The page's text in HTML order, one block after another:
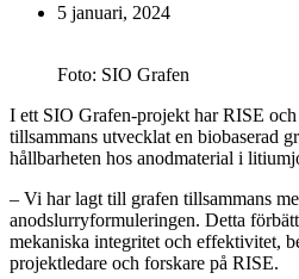
5 januari, 2024
Foto: SIO Grafen
I ett SIO Grafen-projekt har RISE
tillsammans utvecklat en biobaserad
hållbarheten hos anodmaterial i
– Vi har lagt till grafen tillsammans
anodslurryformuleringen. Detta
mekaniska integritet och effektivitet,
projektledare och forskare på RISE.